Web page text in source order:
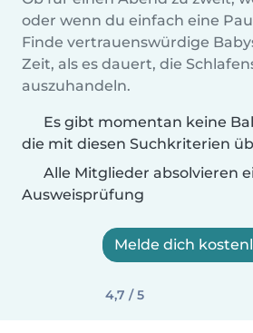
oder wenn du einfach eine
Finde vertrauenswürdige
Zeit, als es dauert, die
auszuhandeln.
Es gibt momentan keine
die mit diesen Suchkriterien
Alle Mitglieder absolvieren
Ausweisprüfung
Melde dich
4,7 / 5